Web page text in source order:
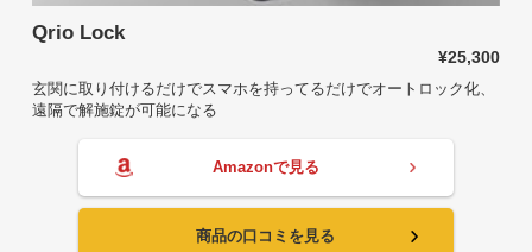
Qrio Lock
¥25,300
玄関に取り付けるだけでスマホを持ってるだけでオートロック化、
遠隔で解施錠が可能になる
Amazonで見る
商品の口コミを見る